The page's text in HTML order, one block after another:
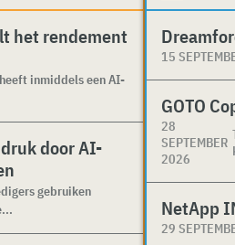
het rendement
inmiddels een AI-
druk door AI-
gebruiken
15
GOTO
28
SEPTEMBER
2026
NetApp
29